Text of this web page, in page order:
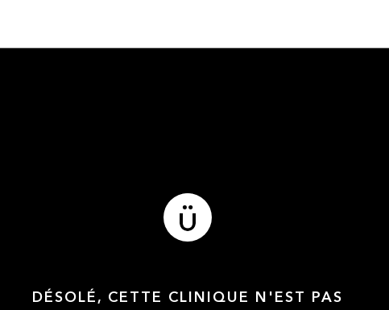
DÉSOLÉ, CETTE CLINIQUE N'EST PAS